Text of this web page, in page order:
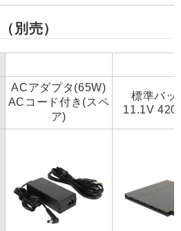
別売）
ACアダプタ(65W)
ACコード付き(スペ
ア)
標準バッ
11.1V